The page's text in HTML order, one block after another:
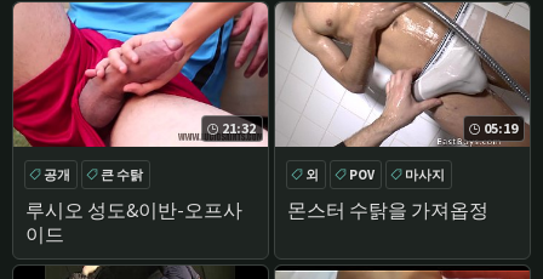
21:32
루시오 성도&이반-오프사
이드
공개 큰 수탉
05:19
몬스터 수탉을 가져옵정
외 POV
마사지
큰 수탉